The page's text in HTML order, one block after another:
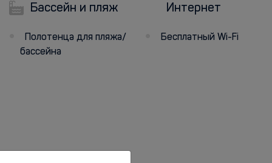
Бассейн и пляж
Полотенца для пляжа/
бассейна
Интернет
Бесплатный Wi-Fi